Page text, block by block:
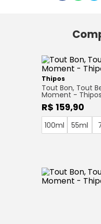
Thipos
Tout Bon, Tout
Moment - Thipos
R$ 159,90
100ml 55ml